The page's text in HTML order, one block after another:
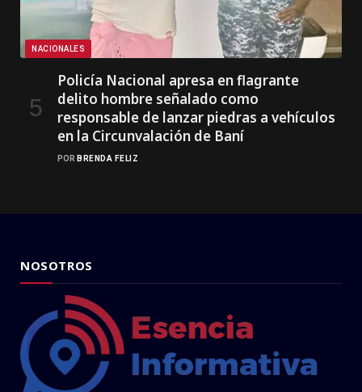
NACIONALES
Policía Nacional apresa en flagrante
delito hombre señalado como
responsable de lanzar piedras a vehículos
en la Circunvalación de Baní
POR BRENDA FELIZ
NOSOTROS